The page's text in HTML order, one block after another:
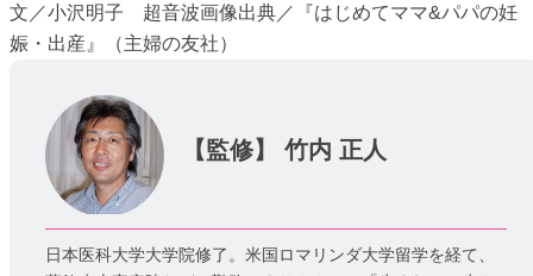
文／小沢明子 超音波画像出典／『はじめてママ&パパの妊
娠・出産』（主婦の友社）
【監修】 竹内 正人
⽇本医科⼤学⼤学院修了。⽶国ロマリンダ⼤学留学を経て、